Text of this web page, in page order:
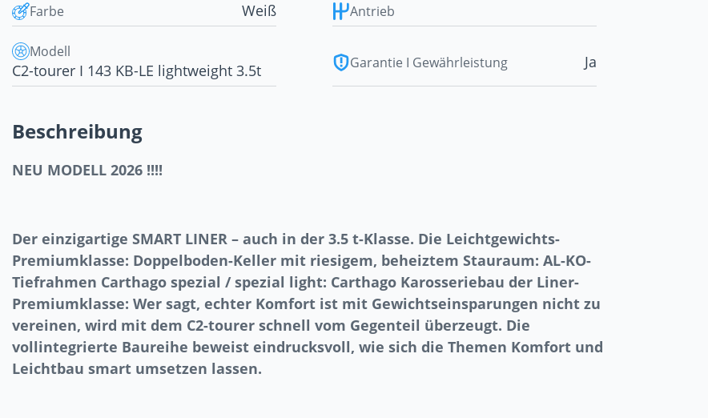
Farbe Weiß Antrieb
Modell
C2-tourer I 143 KB-LE lightweight 3.5t Garantie I Gewährleistung Ja
Beschreibung
NEU MODELL 2026 !!!!
Der einzigartige SMART LINER – auch in der 3.5 t-Klasse. Die Leichtgewichts-
Premiumklasse: Doppelboden-Keller mit riesigem, beheiztem Stauraum: AL-KO-
Tiefrahmen Carthago spezial / spezial light: Carthago Karosseriebau der Liner-
Premiumklasse: Wer sagt, echter Komfort ist mit Gewichtseinsparungen nicht zu
vereinen, wird mit dem C2-tourer schnell vom Gegenteil überzeugt. Die
vollintegrierte Baureihe beweist eindrucksvoll, wie sich die Themen Komfort und
Leichtbau smart umsetzen lassen.